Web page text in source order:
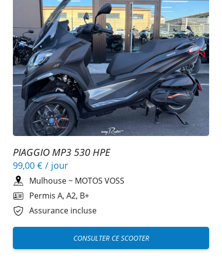
PIAGGIO MP3 530 HPE
99,00 € / jour
Mulhouse~ MOTOS VOSS
Permis A, A2, B+
Assurance incluse
CONSULTER CE SCOOTER